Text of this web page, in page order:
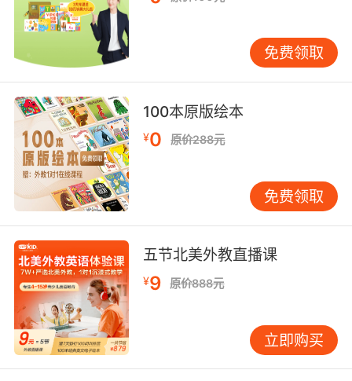
得多。可以从跟唱开始，家长唱一句，孩子跟一
句。不必过分纠正发音，重点是享受过程。当孩
子某句唱得好时，及时给予鼓励。 融入日常生活
英文歌教学不必拘泥于固定“课时”，可灵活融入
日常场景。 早晨起床，放一首欢快的
《GoodMorningSong》，和孩子一起做晨间
操。准备早餐时，若正在学《Pat-a-Cake》，便
可边做面点边唱。有家长分享，女儿因此学会了
“patit”“rollit”等动作词。 洗澡时间也是好时机。
《ThisIstheWayWeWashOurFace》这类歌曲，
可边洗边唱，将洗脸、洗手等动作编入。孩子在
实际操作中学习词汇，记忆尤为深刻。 睡前则可
选择舒缓的摇篮曲，如《Hush,LittleBaby》。旋
律温柔，歌词充满爱意，家长轻轻哼唱，既能学
英语，也能增进亲子感情。 遇到困难怎么办 孩子
学习过程中难免遇到问题，家长无需焦虑。 若孩
子对某首歌不感兴趣，切勿强迫。每个孩子喜好
不同，可能节奏不合或内容离生活较远。换一首
免费领取
100本原版绘本
¥0 原价288元
免费领取
五节北美外教直播课
¥9 原价888元
立即购买